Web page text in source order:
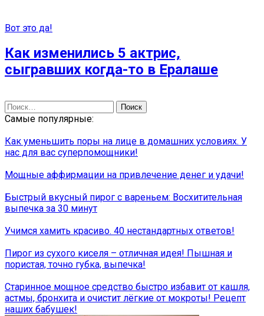
Вот это да!
Как изменились 5 актрис,
сыгравших когда-то в Ералаше
Найти:
Самые популярные:
Как уменьшить поры на лице в домашних условиях. У
нас для вас суперпомощники!
Мощные аффирмации на привлечение денег и удачи!
Быстрый вкусный пирог с вареньем: Восхитительная
выпечка за 30 минут
Учимся хамить красиво. 40 нестандартных ответов!
Пирог из сухого киселя – отличная идея! Пышная и
пористая, точно губка, выпечка!
Старинное мощное средство быстро избавит от кашля,
астмы, бронхита и очистит лёгкие от мокроты! Рецепт
наших бабушек!